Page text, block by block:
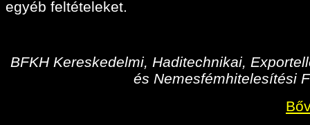
egyéb feltételeket.
BFKH Kereskedelmi, Haditechnikai,
és Nemesfémhitelesítési